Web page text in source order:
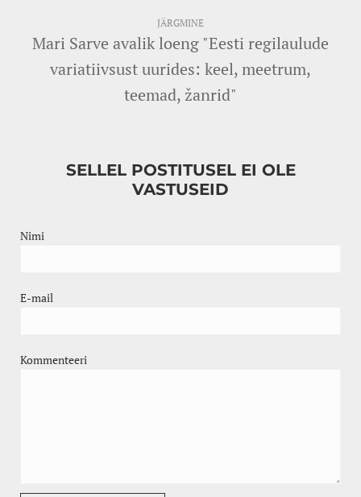
JÄRGMINE
Mari Sarve avalik loeng "Eesti regilaulude
variatiivsust uurides: keel, meetrum,
teemad, žanrid"
SELLEL POSTITUSEL EI OLE
VASTUSEID
Nimi
E-mail
Kommenteeri